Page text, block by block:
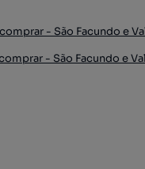
- São Facundo e
- São Facundo e